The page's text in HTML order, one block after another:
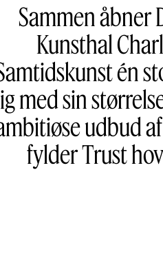
Sammen åbner
Kunsthal
én
med sin
udbud
fylder Trust